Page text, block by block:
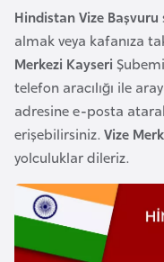
Hindistan Vize Başvuru
almak veya kafanıza
Merkezi Kayseri
telefon aracılığı ile
adresine e-posta
erişebilirsiniz. Vize
yolculuklar dileriz.
e
n
i
s
t
a
n
E
t